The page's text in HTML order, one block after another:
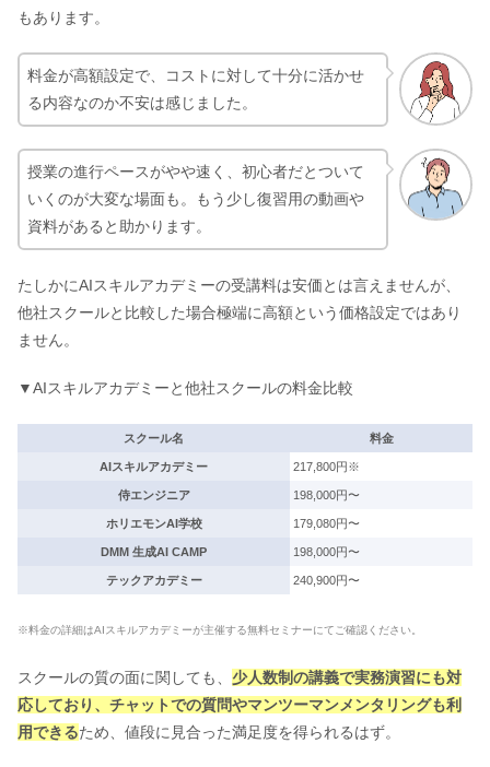
もあります。
料金が高額設定で、コストに対して十分に活かせ
る内容なのか不安は感じました。
授業の進行ペースがやや速く、初心者だとついて
いくのが大変な場面も。もう少し復習用の動画や
資料があると助かります。
たしかにAIスキルアカデミーの受講料は安価とは言えませんが、
他社スクールと比較した場合極端に高額という価格設定ではあり
ません。
▼AIスキルアカデミーと他社スクールの料金比較
スクール名 料金
AIスキルアカデミー 217,800円※
侍エンジニア 198,000円〜
ホリエモンAI学校 179,080円〜
DMM 生成AI CAMP 198,000円〜
テックアカデミー 240,900円〜
※料金の詳細はAIスキルアカデミーが主催する無料セミナーにてご確認ください。
スクールの質の面に関しても、 少人数制の講義で実務演習にも対
応しており、チャットでの質問やマンツーマンメンタリングも利
用できるため、値段に見合った満足度を得られるはず。